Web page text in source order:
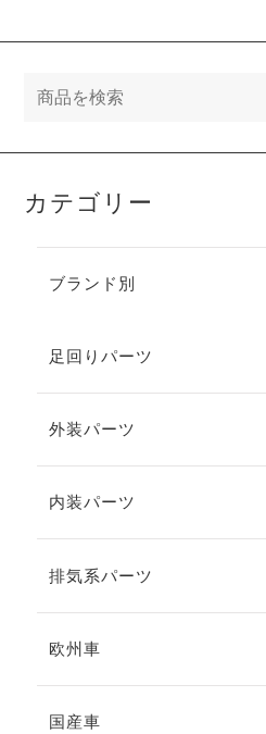
カテゴリー
ブランド別
足回りパーツ
外装パーツ
内装パーツ
排気系パーツ
欧州車
国産車